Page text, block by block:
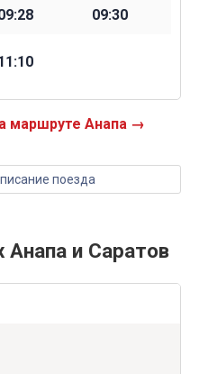
09:30
маршруте Анапа →
поезда
Анапа и Саратов